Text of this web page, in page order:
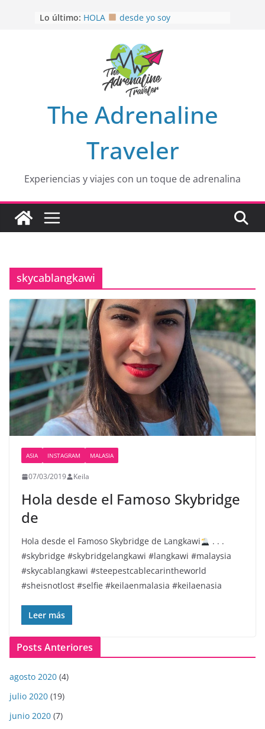
Lo último: HOLA
desde yo soy
EL SENDERO DEL CACAO: Excelente
opción
HOSPEDAJE AL NATURALSHH !!
OTRA PERSPECTIVA de RÍO EL
MULITO!
The Adrenaline
Traveler
Experiencias y viajes con un toque de adrenalina
skycablangkawi
ASIA INSTAGRAM MALASIA
07/03/2019 Keila
Hola desde el Famoso Skybridge
de
Hola desde el Famoso Skybridge de Langkawi
. . .
#skybridge #skybridgelangkawi #langkawi #malaysia
#skycablangkawi #steepestcablecarintheworld
#sheisnotlost #selfie #keilaenmalasia #keilaenasia
Leer más
Posts Anteriores
agosto 2020 (4)
julio 2020 (19)
junio 2020 (7)